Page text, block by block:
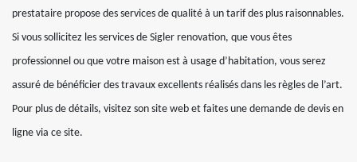
prestataire propose des services de qualité à un tarif des plus raisonnables.
Si vous sollicitez les services de Sigler renovation, que vous êtes
professionnel ou que votre maison est à usage d’habitation, vous serez
assuré de bénéficier des travaux excellents réalisés dans les règles de l’art.
Pour plus de détails, visitez son site web et faites une demande de devis en
ligne via ce site.